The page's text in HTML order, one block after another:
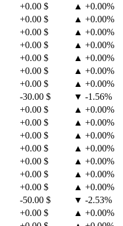
+0.00 $
▲ +0.00%
+0.00 $
▲ +0.00%
+0.00 $
▲ +0.00%
+0.00 $
▲ +0.00%
+0.00 $
▲ +0.00%
+0.00 $
▲ +0.00%
+0.00 $
▲ +0.00%
-30.00 $
▼ -1.56%
+0.00 $
▲ +0.00%
+0.00 $
▲ +0.00%
+0.00 $
▲ +0.00%
+0.00 $
▲ +0.00%
+0.00 $
▲ +0.00%
+0.00 $
▲ +0.00%
+0.00 $
▲ +0.00%
-50.00 $
▼ -2.53%
+0.00 $
▲ +0.00%